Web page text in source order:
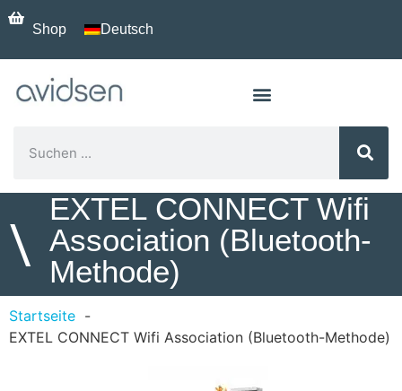
Shop Deutsch
\
EXTEL CONNECT Wifi
Association (Bluetooth-
Methode)
Startseite
EXTEL CONNECT Wifi Association (Bluetooth-Methode)